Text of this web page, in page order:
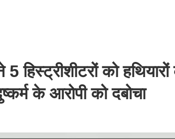
हिस्ट्रीशीटरों को
के आरोपी को दबोचा